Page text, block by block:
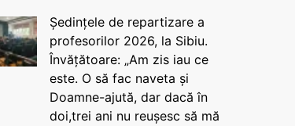
Ședințele de repartizare a
profesorilor 2026, la Sibiu.
Învățătoare: „Am zis iau ce
este. O să fac naveta și
Doamne-ajută, dar dacă în
doi,trei ani nu reușesc să mă